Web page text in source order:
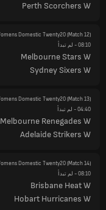
Perth Scorchers W
Domestic Twenty20 (Match 12)
08:10- لم تبدأ
Melbourne Stars W
Sydney Sixers W
Domestic Twenty20 (Match 13)
04:40- لم تبدأ
Melbourne Renegades W
Adelaide Strikers W
Domestic Twenty20 (Match 14)
08:10- لم تبدأ
Brisbane Heat W
Hobart Hurricanes W